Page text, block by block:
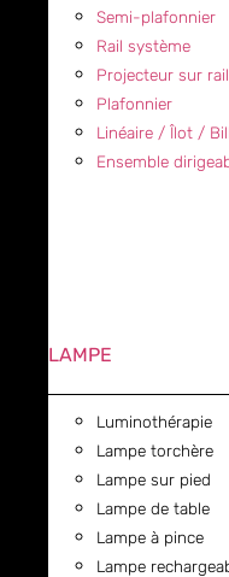
Semi-plafonnier
Rail système
Projecteur sur rail
Plafonnier
Linéaire / Îlot /
Ensemble
LAMPE
Luminothérapie
Lampe torchère
Lampe sur pied
Lampe de table
Lampe à pince
Lampe